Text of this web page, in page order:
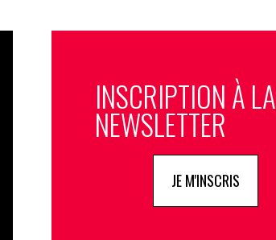
INSCRIPTION À LA
NEWSLETTER
JE M'INSCRIS